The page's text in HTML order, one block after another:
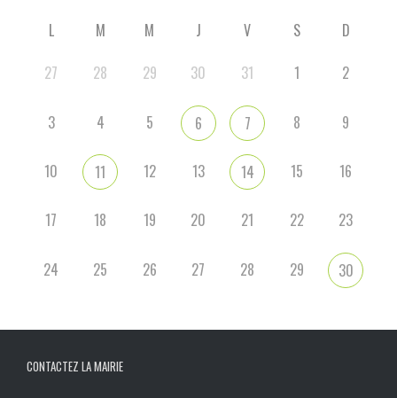
L M M J V S
D
27
28 29 30 31 1 2
3 4 5 6 7 8 9
10 11 12 13 14 15 16
17 18 19 20 21 22 23
24 25 26 27 28 29 30
CONTACTEZ LA MAIRIE